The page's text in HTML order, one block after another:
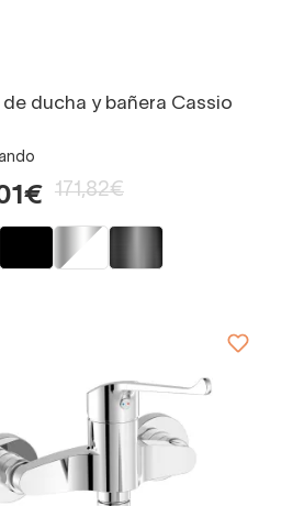
ducha y bañera Cassio
171,82€